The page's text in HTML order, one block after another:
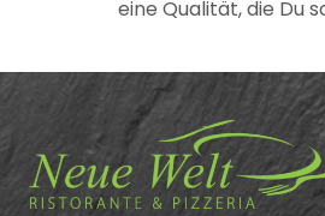
eine Qualität, die Du